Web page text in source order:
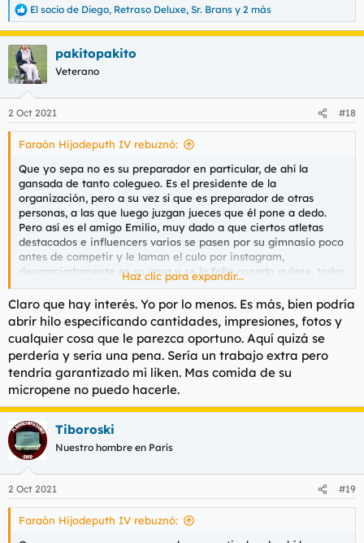
R
e
a
c
c
i
e
s
El socio de Diego, Retraso Deluxe, Sr. Brans y 2 más
pakitopakito
Veterano
2 Oct 2021 #18
Faraón Hijodeputh IV rebuznó:
Que yo sepa no es su preparador en particular, de ahí la
gansada de tanto colegueo. Es el presidente de la
organización, pero a su vez sí que es preparador de otras
personas, a las que luego juzgan jueces que él pone a dedo.
Pero así es el amigo Emilio, muy dado a que ciertos atletas
destacados e influencers varios se pasen por su gimnasio poco
antes de competir y le laman el culo por instagram,
desgraciadamente es su casa y se la folla cuando quiere, todos
lo aceptan y pasan por el tubo porque es lo que hay, con
muchos asteriscos y puntualizaciones. Quiere implementar el
rollo que se trae Weinberger en Estados Unidos, pero en
versión Hacendado. Estremecedor.
Pues según el día. Está claro que he mejorado todo lo que me
siempre eso depende de quien te pongan al lado.
Luego quizás cuento un poco el tema de la preparación si la
gente está interesada y todo eso.
Haz clic para expandir...
Claro que hay interés. Yo por lo menos. Es más, bien podría
abrir hilo especificando cantidades, impresiones, fotos y
cualquier cosa que le parezca oportuno. Aquí quizá se
perdería y sería una pena. Sería un trabajo extra pero
tendría garantizado mi liken. Mas comida de su
micropene no puedo hacerle.
Tiboroski
Nuestro hombre en París
2 Oct 2021 #19
Faraón Hijodeputh IV rebuznó: